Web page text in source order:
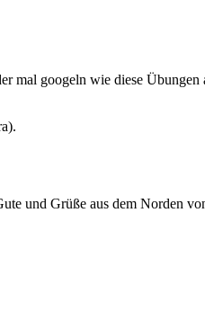
googeln wie diese Übungen
und Grüße aus dem Norden